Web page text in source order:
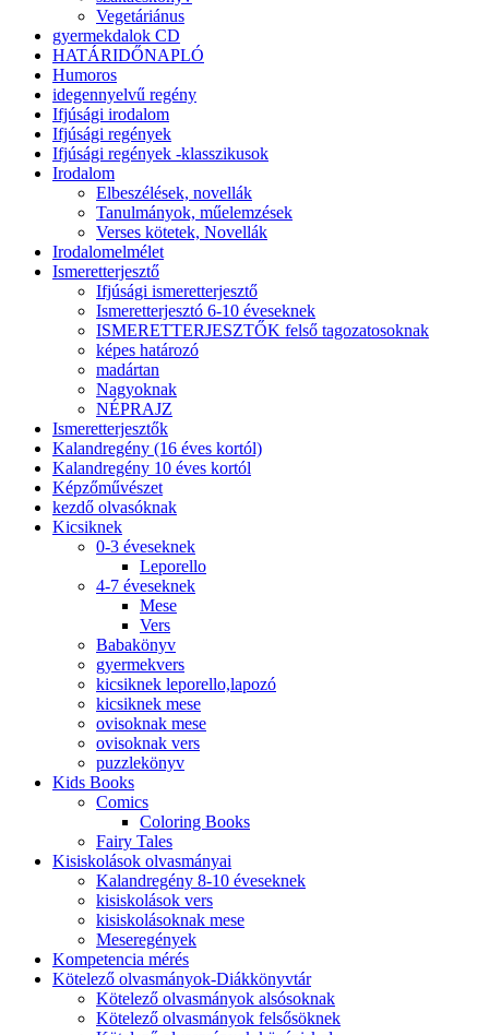
Vegetáriánus
gyermekdalok CD
HATÁRIDŐNAPLÓ
Humoros
idegennyelvű regény
Ifjúsági irodalom
Ifjúsági regények
Ifjúsági regények -klasszikusok
Irodalom
Elbeszélések, novellák
Tanulmányok, műelemzések
Verses kötetek, Novellák
Irodalomelmélet
Ismeretterjesztő
Ifjúsági ismeretterjesztő
Ismeretterjesztó 6-10 éveseknek
ISMERETTERJESZTŐK felső tagozatosoknak
képes határozó
madártan
Nagyoknak
NÉPRAJZ
Ismeretterjesztők
Kalandregény (16 éves kortól)
Kalandregény 10 éves kortól
Képzőművészet
kezdő olvasóknak
Kicsiknek
0-3 éveseknek
Leporello
4-7 éveseknek
Mese
Vers
Babakönyv
gyermekvers
kicsiknek leporello,lapozó
kicsiknek mese
ovisoknak mese
ovisoknak vers
puzzlekönyv
Kids Books
Comics
Coloring Books
Fairy Tales
Kisiskolások olvasmányai
Kalandregény 8-10 éveseknek
kisiskolások vers
kisiskolásoknak mese
Meseregények
Kompetencia mérés
Kötelező olvasmányok-Diákkönyvtár
Kötelező olvasmányok alsósoknak
Kötelező olvasmányok felsősöknek